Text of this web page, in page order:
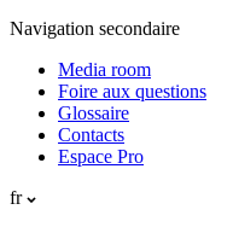
Navigation secondaire
Media room
Foire aux questions
Glossaire
Contacts
Espace Pro
fr